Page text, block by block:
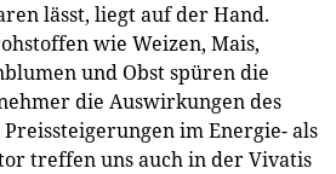
lässt, liegt auf der Hand.
wie Weizen, Mais,
und Obst spüren die
die Auswirkungen des
im Energie- als
treffen uns auch in der Vivatis